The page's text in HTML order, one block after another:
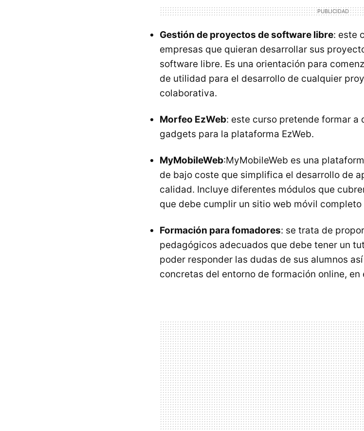
Gestión de proyectos de software libre: este
empresas que quieran desarrollar sus
software libre. Es una orientación para
de utilidad para el desarrollo de cualquier
colaborativa.
Morfeo EzWeb: este curso pretende formar a
gadgets para la plataforma EzWeb.
MyMobileWeb:MyMobileWeb es una
de bajo coste que simplifica el desarrollo de
calidad. Incluye diferentes módulos que
que debe cumplir un sitio web móvil
Formación para fomadores: se trata de
pedagógicos adecuados que debe tener un
poder responder las dudas de sus alumnos
concretas del entorno de formación online, en